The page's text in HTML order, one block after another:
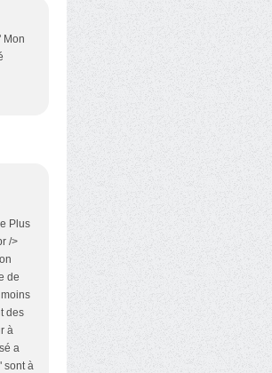
Mon
Plus
/>
de
des
à
a
sont à